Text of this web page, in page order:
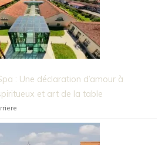
: Une déclaration d’amour à
et art de la table